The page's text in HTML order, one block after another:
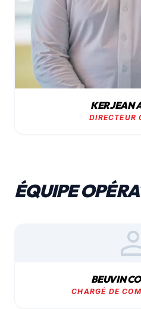
KERJEAN
DIRECTEUR
ÉQUIPE
BEUVIN
CHARGÉ DE